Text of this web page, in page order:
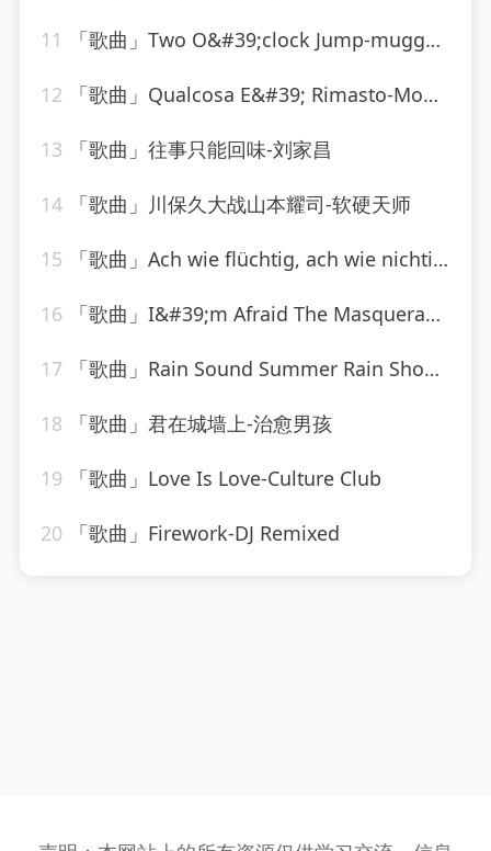
11 「歌曲」Two O&#39;clock Jump-muggsy spanier
12 「歌曲」Qualcosa E&#39; Rimasto-Mondo Marcio
13 「歌曲」往事只能回味-刘家昌
14 「歌曲」川保久大战山本耀司-软硬天师
15 「歌曲」Ach wie flüchtig, ach wie nichtig, BWV 26 VI. Ach wie flüchtig, ach wie nichtig
16 「歌曲」I&#39;m Afraid The Masquerade Is Over-The Moonglows
17 「歌曲」Rain Sound Summer Rain Showers-Echoes Of Nature、Soothing Nature Sounds、Rainforest Sounds
18 「歌曲」君在城墙上-治愈男孩
19 「歌曲」Love Is Love-Culture Club
20 「歌曲」Firework-DJ Remixed